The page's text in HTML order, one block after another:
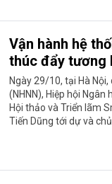
Vận hành hệ
thúc đẩy tương
Ngày 29/10, tại Hà
(NHNN), Hiệp hội
Hội thảo và Triển lãm
Tiến Dũng tới dự và